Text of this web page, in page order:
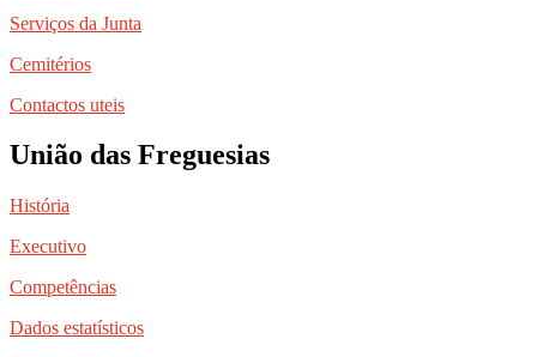
Serviços da Junta
Cemitérios
Contactos uteis
União das Freguesias
História
Executivo
Competências
Dados estatísticos